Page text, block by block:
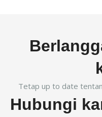
Tetap up to date
Hubungi